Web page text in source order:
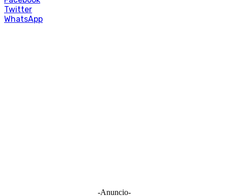
Twitter
WhatsApp
-Anuncio-